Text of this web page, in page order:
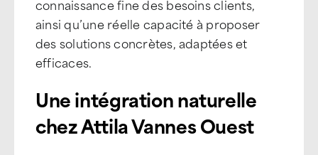
connaissance fine des besoins clients,
ainsi qu’une réelle capacité à proposer
des solutions concrètes, adaptées et
efficaces.
Une intégration naturelle
chez Attila Vannes Ouest